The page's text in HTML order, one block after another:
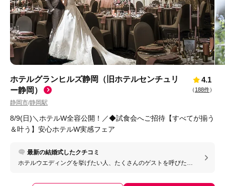
ホテルグランヒルズ静岡（旧ホテルセンチュリ
ー静岡）
静岡市/静岡駅
4.1
（ 188件）
8/9(日)＼ホテルW全容公開！／◆試食会へご招待【すべてが揃う
＆叶う】安心ホテルW実感フェア
最新の結婚式したクチコミ
ホテルウエディングを挙げたい人、たくさんのゲストを呼びたい